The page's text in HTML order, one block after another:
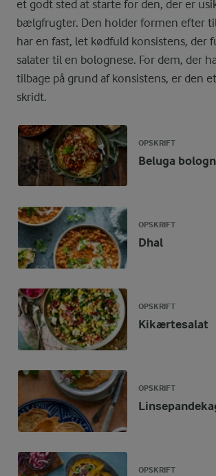
et godt sted at starte for den, der er
bælgfrugter. Den holder formen efter
har en fast, let kødfuld konsistens, der
salater til en bolognese. For dem, der
tilbage på grund af konsistens, er den
skridt.
OPSKRIFT
Beluga
OPSKRIFT
Dhal
OPSKRIFT
Kikærtesalat
OPSKRIFT
OPSKRIFT